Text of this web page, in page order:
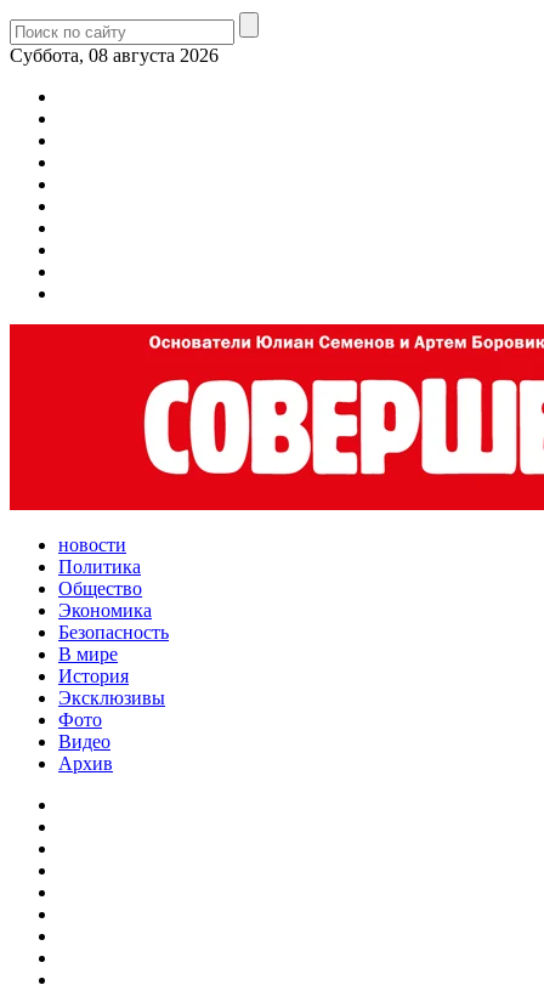
Суббота, 08 августа 2026
новости
Политика
Общество
Экономика
Безопасность
В мире
История
Эксклюзивы
Фото
Видео
Архив